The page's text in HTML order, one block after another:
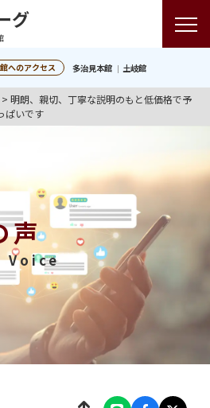
グ
へのアクセス 多治見本館 土岐館
>明朗、親切、丁寧な説明のもと低価格で予
ぱいです
声
Voice